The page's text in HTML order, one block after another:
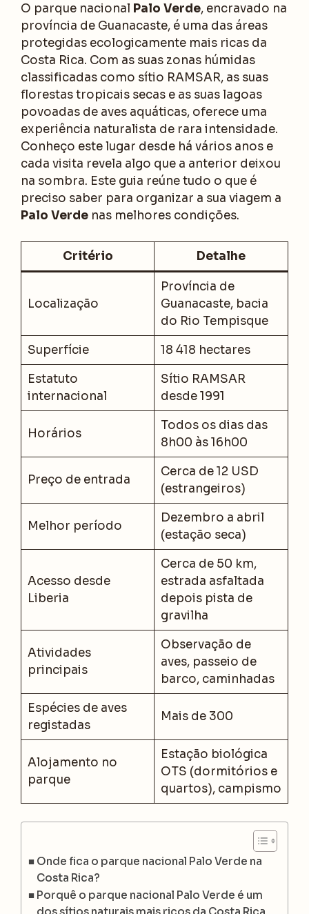
O parque nacional Palo Verde, encravado na
província de Guanacaste, é uma das áreas
protegidas ecologicamente mais ricas da
Costa Rica. Com as suas zonas húmidas
classificadas como sítio RAMSAR, as suas
florestas tropicais secas e as suas lagoas
povoadas de aves aquáticas, oferece uma
experiência naturalista de rara intensidade.
Conheço este lugar desde há vários anos e
cada visita revela algo que a anterior deixou
na sombra. Este guia reúne tudo o que é
preciso saber para organizar a sua viagem a
Palo Verde nas melhores condições.
Critério Detalhe
Localização
Província de
Guanacaste, bacia
do Rio Tempisque
Superfície
18 418 hectares
Estatuto
internacional
Sítio RAMSAR
desde 1991
Horários
Todos os dias das
8h00 às 16h00
Preço de entrada
Cerca de 12 USD
(estrangeiros)
Melhor período
Dezembro a abril
(estação seca)
Acesso desde
Liberia
Cerca de 50 km,
estrada asfaltada
depois pista de
gravilha
Atividades
principais
Observação de
aves, passeio de
barco, caminhadas
Espécies de aves
registadas
Mais de 300
Alojamento no
parque
Estação biológica
OTS (dormitórios e
quartos), campismo
Onde fica o parque nacional Palo Verde na
Costa Rica?
Porquê o parque nacional Palo Verde é um